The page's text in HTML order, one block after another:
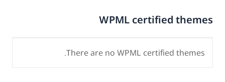
WPML certified themes
There are no WPML certified themes.